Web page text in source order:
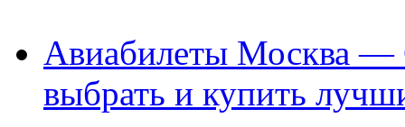
Авиабилеты Москва —
выбрать и купить